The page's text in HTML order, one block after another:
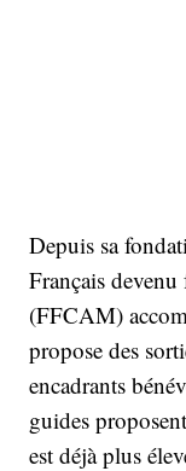
Depuis sa
Français
(FFCAM)
propose des
encadrants
guides
est déjà plus